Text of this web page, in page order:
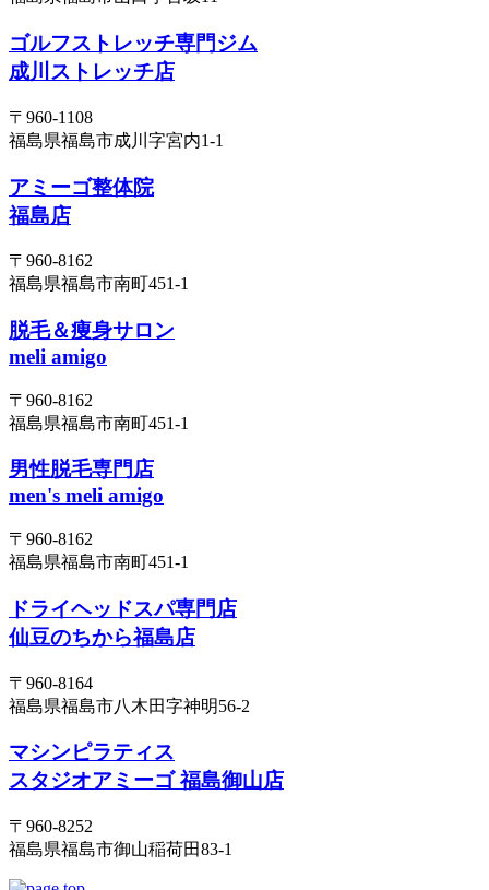
ゴルフストレッチ専門ジム
成川ストレッチ店
〒960-1108
福島県福島市成川字宮内1-1
アミーゴ整体院
福島店
〒960-8162
福島県福島市南町451-1
脱毛＆痩身サロン
meli amigo
〒960-8162
福島県福島市南町451-1
男性脱毛専門店
men's meli amigo
〒960-8162
福島県福島市南町451-1
ドライヘッドスパ専門店
仙豆のちから福島店
〒960-8164
福島県福島市八木田字神明56-2
マシンピラティス
スタジオアミーゴ 福島御山店
〒960-8252
福島県福島市御山稲荷田83-1